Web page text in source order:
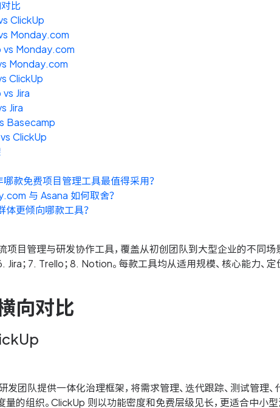
比
ClickUp
Monday.com
vs Monday.com
Monday.com
ClickUp
vs Jira
Jira
Basecamp
ClickUp
款免费项目管理工具最值得采用？
与 Asana 如何取舍？
体更倾向哪款工具？
项目管理与研发协作工具，覆盖从初创团队到大型企业的不同场
Jira；7. Trello；8. Notion。每款工具均从适用规模、核心能力、
向对比
发团队提供一体化治理框架，将需求管理、迭代跟踪、测试管理
量的组织。ClickUp 则以功能密度和免费层级见长，更适合中小